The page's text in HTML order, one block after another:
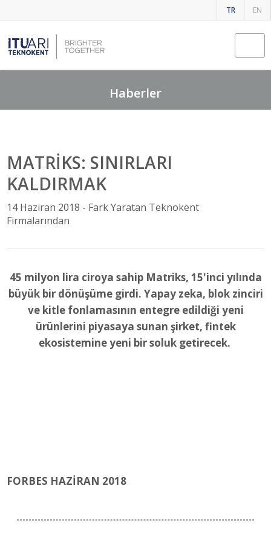
TR EN
Fark Yaratan Teknokent Firmalarından
Haberler
MATRİKS: SINIRLARI
KALDIRMAK
14 Haziran 2018 - Fark Yaratan Teknokent
Firmalarından
45 milyon lira ciroya sahip Matriks, 15'inci yılında
büyük bir dönüşüme girdi. Yapay zeka, blok zinciri
ve kitle fonlamasının entegre edildiği yeni
ürünlerini piyasaya sunan şirket, fintek
ekosistemine yeni bir soluk getirecek.
FORBES HAZİRAN 2018